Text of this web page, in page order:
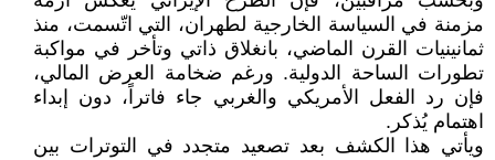
مزمنة في السياسة الخارجية لطهران، التي اتّسمت، منذ
ثمانينيات القرن الماضي، بانغلاق ذاتي وتأخر في مواكبة
تطورات الساحة الدولية. ورغم ضخامة العرض المالي،
فإن رد الفعل الأمريكي والغربي جاء فاتراً، دون إبداء
اهتمام يُذكر.
ويأتي هذا الكشف بعد تصعيد متجدد في التوترات بين